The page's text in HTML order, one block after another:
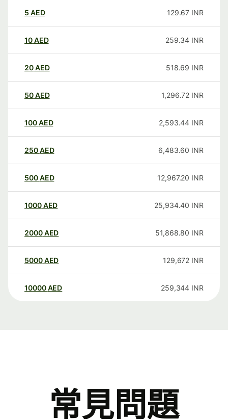
5 AED 129.67 INR
10AED 259.34 INR
20AED 518.69 INR
50AED 1,296.72 INR
100AED 2,593.44 INR
250AED 6,483.60 INR
500AED 12,967.20 INR
1000AED 25,934.40 INR
2000AED 51,868.80 INR
5000AED 129,672 INR
10000 AED 259,344 INR
常見問題